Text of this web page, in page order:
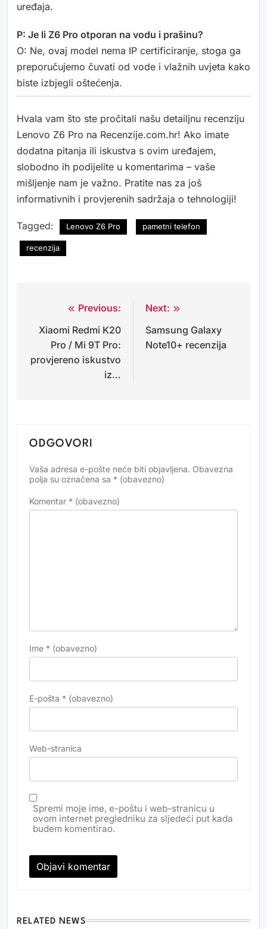
uređaja.
P: Je li Z6 Pro otporan na vodu i prašinu?
O: Ne, ovaj model nema IP certificiranje, stoga ga
preporučujemo čuvati od vode i vlažnih uvjeta kako
biste izbjegli oštećenja.
Hvala vam što ste pročitali našu detailjnu recenziju
Lenovo Z6 Pro na Recenzije.com.hr! Ako imate
dodatna pitanja ili iskustva s ovim uređajem,
slobodno ih podijelite u komentarima – vaše
mišljenje nam je važno. Pratite nas za još
informativnih i provjerenih sadržaja o tehnologiji!
Tagged: Lenovo Z6 Pro pametni telefon
recenzija
Navigacija
objava
Previous:
Xiaomi Redmi K20
Pro / Mi 9T Pro:
provjereno iskustvo
iz…
Next:
Samsung Galaxy
Note10+ recenzija
ODGOVORI
Vaša adresa e-pošte neće biti objavljena. Obavezna
polja su označena sa * (obavezno)
Komentar * (obavezno)
Ime * (obavezno)
E-pošta * (obavezno)
Web-stranica
Spremi moje ime, e-poštu i web-stranicu u
ovom internet pregledniku za sljedeći put kada
budem komentirao.
Alternative:
RELATED NEWS